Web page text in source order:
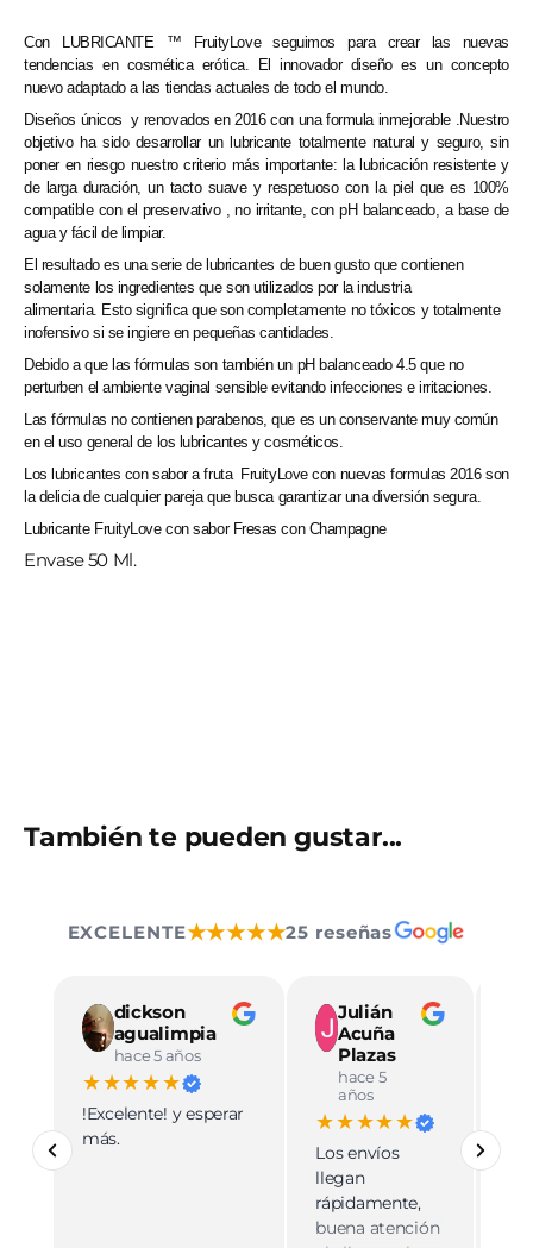
FRUITY
LOVE
LUBRICANTE
FRESAS
CON
CHAMPAGNE
50
ML
FRUITY
LOVE
LUBRICANTE
FRESAS
CHAMPAGNE
50
ML
Con LUBRICANTE ™ FruityLove seguimos para crear las nuevas
tendencias en cosmética erótica. El innovador diseño es un concepto
nuevo adaptado a las tiendas actuales de todo el mundo.
Diseños únicos y renovados en 2016 con una formula inmejorable .Nuestro
objetivo ha sido desarrollar un lubricante totalmente natural y seguro, sin
poner en riesgo nuestro criterio más importante: la lubricación resistente y
de larga duración, un tacto suave y respetuoso con la piel que es 100%
compatible con el preservativo , no irritante, con pH balanceado, a base de
agua y fácil de limpiar.
El resultado es una serie de lubricantes de buen gusto que contienen
solamente los ingredientes que son utilizados por la industria
alimentaria. Esto significa que son completamente no tóxicos y totalmente
inofensivo si se ingiere en pequeñas cantidades.
Debido a que las fórmulas son también un pH balanceado 4.5 que no
perturben el ambiente vaginal sensible evitando infecciones e irritaciones.
Las fórmulas no contienen parabenos, que es un conservante muy común
en el uso general de los lubricantes y cosméticos.
Los lubricantes con sabor a fruta FruityLove con nuevas formulas 2016 son
la delicia de cualquier pareja que busca garantizar una diversión segura.
Lubricante FruityLove con sabor Fresas con Champagne
Envase 50 Ml.
También te pueden gustar...
EXCELENTE★★★★★25 reseñas
dickson
agualimpia
hace 5 años
★★★★★
!Excelente! y esperar
más.
Julián
Acuña
Plazas
hace 5
años
★★★★★
Los envíos
llegan
rápidamente,
buena atención